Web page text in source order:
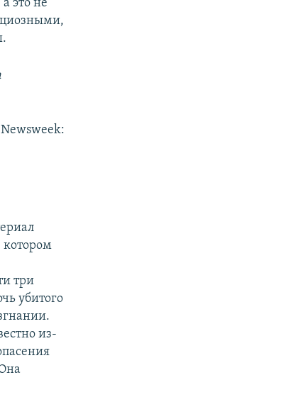
это не
три
убитого
из-